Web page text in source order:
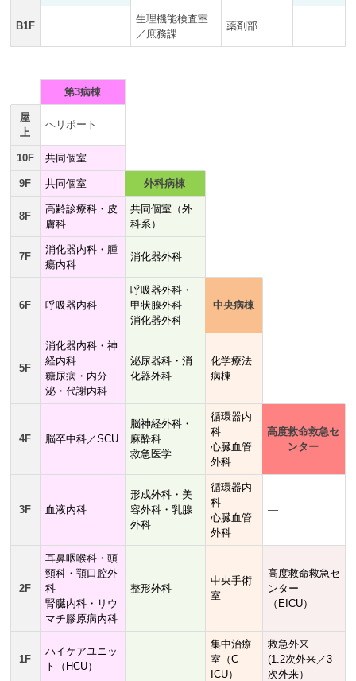
B1F
生理機能検査室
／庶務課
薬剤部
第3病棟
屋
上
ヘリポート
10F 共同個室
9F 共同個室 外科病棟
8F
高齢診療科・皮
膚科
共同個室（外
科系）
7F
消化器内科・腫
瘍内科
消化器外科
6F 呼吸器内科
呼吸器外科・
甲状腺外科
消化器外科
中央病棟
5F
消化器内科・神
経内科
糖尿病・内分
泌・代謝内科
泌尿器科・消
化器外科
化学療法
病棟
4F 脳卒中科／SCU
脳神経外科・
麻酔科
救急医学
循環器内
科
心臓血管
外科
高度救命救急セ
ンター
3F 血液内科
形成外科・美
容外科・乳腺
外科
循環器内
科
心臓血管
外科
―
2F
耳鼻咽喉科・頭
頸科・顎口腔外
科
腎臓内科・リウ
マチ膠原病内科
整形外科
中央手術
室
高度救命救急セ
ンター
（EICU）
1F
ハイケアユニッ
ト（HCU）
集中治療
室（C-
ICU）
救急外来
(1.2次外来／3
次外来）